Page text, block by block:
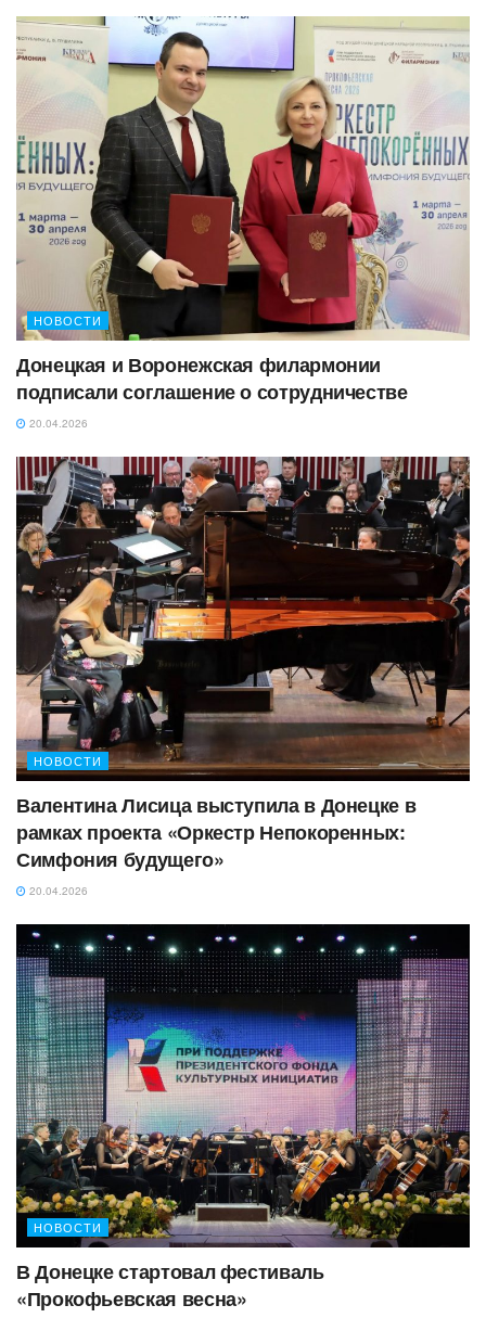
НОВОСТИ
Донецкая и Воронежская филармонии
подписали соглашение о сотрудничестве
20.04.2026
НОВОСТИ
Валентина Лисица выступила в Донецке в
рамках проекта «Оркестр Непокоренных:
Симфония будущего»
20.04.2026
НОВОСТИ
В Донецке стартовал фестиваль
«Прокофьевская весна»